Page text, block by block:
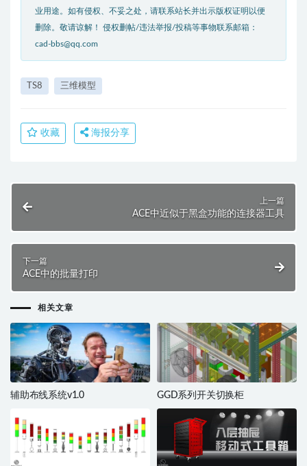
业用途。如有侵权、不妥之处，请联系站长并出示版权证明以便
删除。敬请谅解！ 侵权删帖/违法举报/投稿等事物联系邮箱：
cad-bbs@qq.com
TS8 三维模型
收藏 海报分享
上一篇
ACE中近似于黑盒功能的连接器工具
下一篇
ACE中的批量打印
相关文章
辅助布线系统v1.0 GGD系列开关切换柜